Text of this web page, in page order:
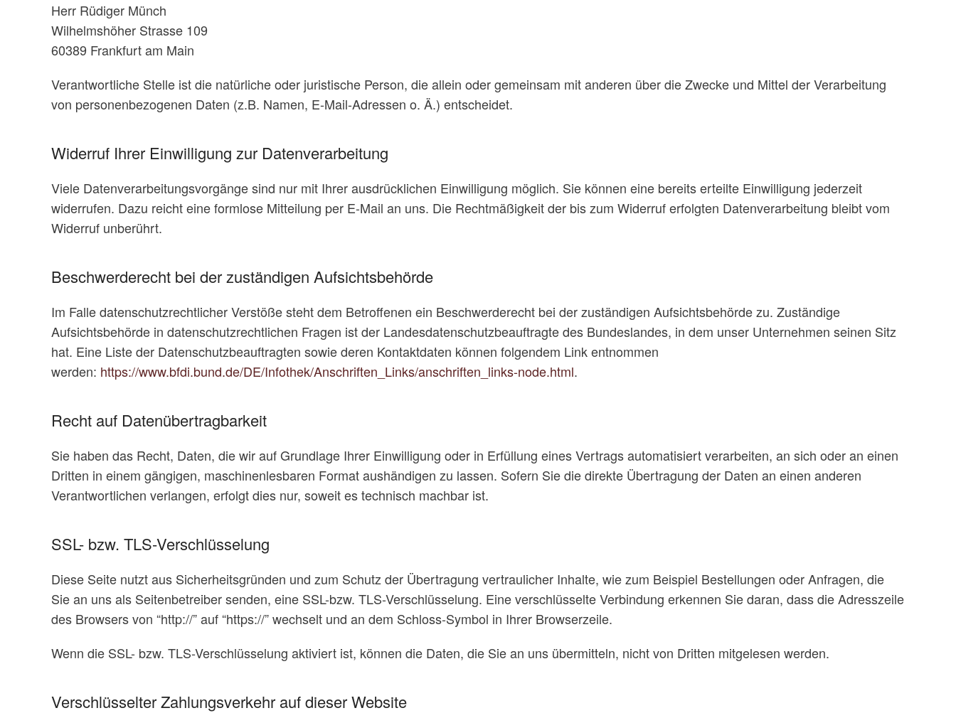
Herr Rüdiger Münch
Wilhelmshöher Strasse 109
60389 Frankfurt am Main
Verantwortliche Stelle ist die natürliche oder juristische Person, die allein oder gemeinsam mit anderen über die Zwecke und Mittel der Verarbeitung
von personenbezogenen Daten (z.B. Namen, E-Mail-Adressen o. Ä.) entscheidet.
Widerruf Ihrer Einwilligung zur Datenverarbeitung
Viele Datenverarbeitungsvorgänge sind nur mit Ihrer ausdrücklichen Einwilligung möglich. Sie können eine bereits erteilte Einwilligung jederzeit
widerrufen. Dazu reicht eine formlose Mitteilung per E-Mail an uns. Die Rechtmäßigkeit der bis zum Widerruf erfolgten Datenverarbeitung bleibt vom
Widerruf unberührt.
Beschwerderecht bei der zuständigen Aufsichtsbehörde
Im Falle datenschutzrechtlicher Verstöße steht dem Betroffenen ein Beschwerderecht bei der zuständigen Aufsichtsbehörde zu. Zuständige
Aufsichtsbehörde in datenschutzrechtlichen Fragen ist der Landesdatenschutzbeauftragte des Bundeslandes, in dem unser Unternehmen seinen Sitz
hat. Eine Liste der Datenschutzbeauftragten sowie deren Kontaktdaten können folgendem Link entnommen
werden: https://www.bfdi.bund.de/DE/Infothek/Anschriften_Links/anschriften_links-node.html.
Recht auf Datenübertragbarkeit
Sie haben das Recht, Daten, die wir auf Grundlage Ihrer Einwilligung oder in Erfüllung eines Vertrags automatisiert verarbeiten, an sich oder an einen
Dritten in einem gängigen, maschinenlesbaren Format aushändigen zu lassen. Sofern Sie die direkte Übertragung der Daten an einen anderen
Verantwortlichen verlangen, erfolgt dies nur, soweit es technisch machbar ist.
SSL- bzw. TLS-Verschlüsselung
Diese Seite nutzt aus Sicherheitsgründen und zum Schutz der Übertragung vertraulicher Inhalte, wie zum Beispiel Bestellungen oder Anfragen, die
Sie an uns als Seitenbetreiber senden, eine SSL-bzw. TLS-Verschlüsselung. Eine verschlüsselte Verbindung erkennen Sie daran, dass die Adresszeile
des Browsers von “http://” auf “https://” wechselt und an dem Schloss-Symbol in Ihrer Browserzeile.
Wenn die SSL- bzw. TLS-Verschlüsselung aktiviert ist, können die Daten, die Sie an uns übermitteln, nicht von Dritten mitgelesen werden.
Verschlüsselter Zahlungsverkehr auf dieser Website